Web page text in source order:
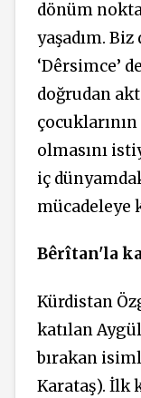
dönüm
yaşadım.
‘Dêrsimce’
doğrudan
olmasını
iç
mücadeleye
Bêrîtan'la
Kürdistan
katılan
bırakan
Karataş). İlk